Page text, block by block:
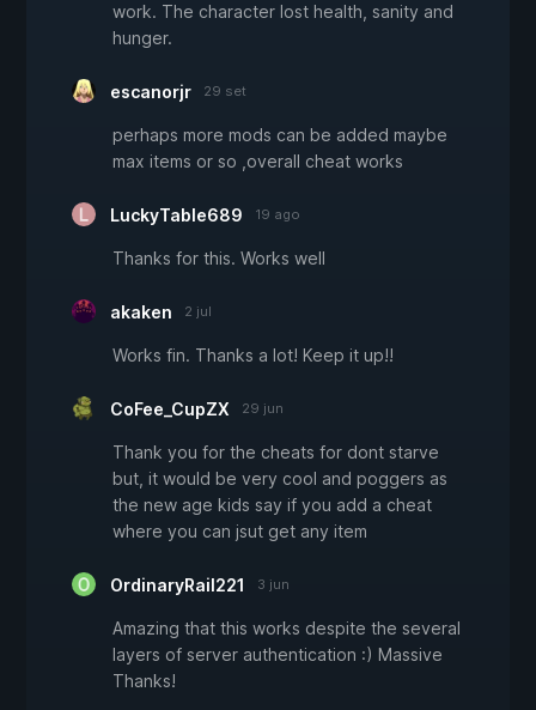
work. The character lost health, sanity and
hunger.
escanorjr 29 set
perhaps more mods can be added maybe
max items or so ,overall cheat works
LuckyTable689 19 ago
Thanks for this. Works well
akaken 2 jul
Works fin. Thanks a lot! Keep it up!!
CoFee_CupZX 29 jun
Thank you for the cheats for dont starve
but, it would be very cool and poggers as
the new age kids say if you add a cheat
where you can jsut get any item
OrdinaryRail221 3 jun
Amazing that this works despite the several
layers of server authentication :) Massive
Thanks!